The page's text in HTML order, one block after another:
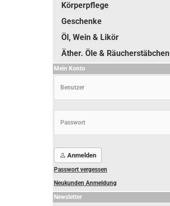
Körperpflege
Geschenke
Öl, Wein & Likör
Äther. Öle & Räucherstäbchen
Mein Konto
Anmelden
Passwort vergessen
Neukunden Anmeldung
Newsletter